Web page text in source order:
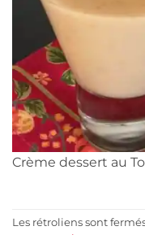
Crème dessert au
Les rétroliens sont